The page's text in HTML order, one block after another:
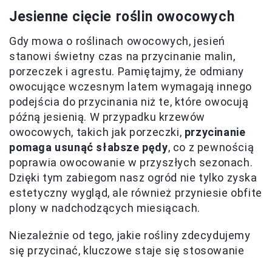
Jesienne cięcie roślin owocowych
Gdy mowa o roślinach owocowych, jesień
stanowi świetny czas na przycinanie malin,
porzeczek i agrestu. Pamiętajmy, że odmiany
owocujące wczesnym latem wymagają innego
podejścia do przycinania niż te, które owocują
późną jesienią. W przypadku krzewów
owocowych, takich jak porzeczki, przycinanie
pomaga usunąć słabsze pędy, co z pewnością
poprawia owocowanie w przyszłych sezonach.
Dzięki tym zabiegom nasz ogród nie tylko zyska
estetyczny wygląd, ale również przyniesie obfite
plony w nadchodzących miesiącach.
Niezależnie od tego, jakie rośliny zdecydujemy
się przycinać, kluczowe staje się stosowanie